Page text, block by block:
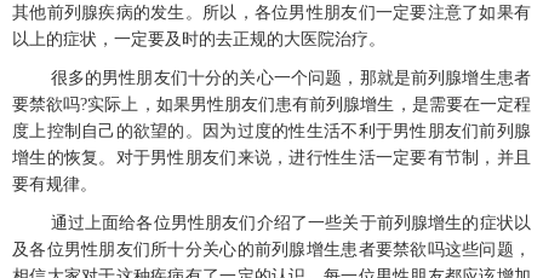
其他前列腺疾病的发生。所以，各位男性朋友们一定要注意了如果有
以上的症状，一定要及时的去正规的大医院治疗。
很多的男性朋友们十分的关心一个问题，那就是前列腺增生患者
要禁欲吗?实际上，如果男性朋友们患有前列腺增生，是需要在一定程
度上控制自己的欲望的。因为过度的性生活不利于男性朋友们前列腺
增生的恢复。对于男性朋友们来说，进行性生活一定要有节制，并且
要有规律。
通过上面给各位男性朋友们介绍了一些关于前列腺增生的症状以
及各位男性朋友们所十分关心的前列腺增生患者要禁欲吗这些问题，